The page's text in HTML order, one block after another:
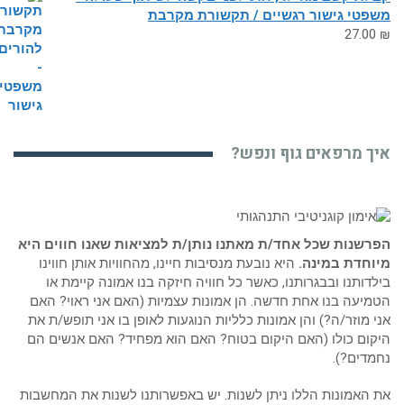
גישור רגשיים / תקשורת מקרבת
מרפאים גוף ונפש?
שכל אחד/ת מאתנו נותן/ת למציאות שאנו חווים היא
במינה.היא נובעת מנסיבות חיינו, מהחוויות אותן חווינו
ובבגרותנו, כאשר כל חוויה חיזקה בנו אמונה קיימת או
בנו אחת חדשה. הן אמונות עצמיות (האם אני ראוי? האם
מוזר/ה?) והן אמונות כלליות הנוגעות לאופן בו אני תופש/ת את
כולו (האם היקום בטוח? האם הוא מפחיד? האם אנשים הם
האמונות הללו ניתן לשנות. יש באפשרותנו לשנות את המחשבות